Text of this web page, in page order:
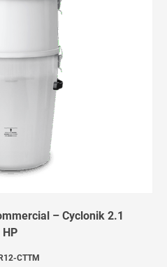
– Cyclonik 2.1
HP
CTTM